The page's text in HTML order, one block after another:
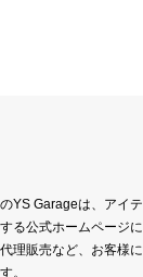
YS Garageは、アイ
る公式ホームページに
理販売など、お客様
。